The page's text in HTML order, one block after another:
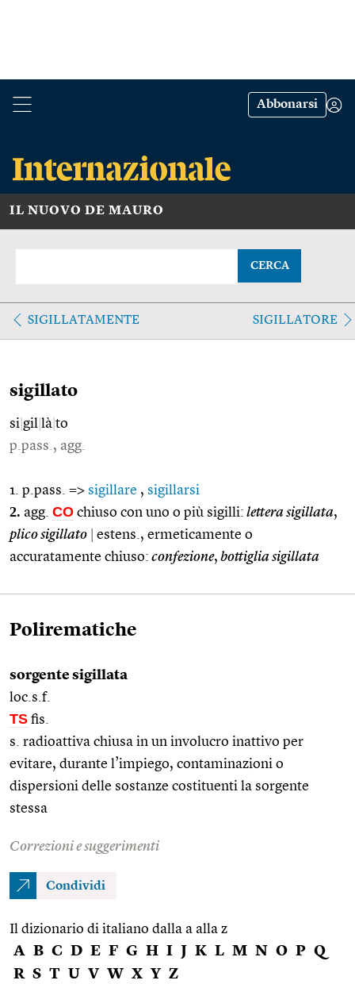
Abbonarsi
IL NUOVO DE MAURO
CERCA
SIGILLATAMENTE SIGILLATORE
sigillato
si gil là to
p.pass., agg.
1. p.pass. => sigillare , sigillarsi
2. agg. CO chiuso con uno o più sigilli: lettera sigillata,
plico sigillato
estens., ermeticamente o
accuratamente chiuso: confezione, bottiglia sigillata
Polirematiche
sorgente sigillata
loc.s.f.
TS fis.
s. radioattiva chiusa in un involucro inattivo per
evitare, durante l’impiego, contaminazioni o
dispersioni delle sostanze costituenti la sorgente
stessa
Correzioni e suggerimenti
Condividi
Il dizionario di italiano dalla a alla z
A B C D E F G H I J K L M N O P Q
R S T U V W X Y Z